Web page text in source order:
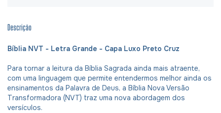
Descrição
Bíblia NVT - Letra Grande - Capa Luxo Preto Cruz
Para tornar a leitura da Bíblia Sagrada ainda mais atraente,
com uma linguagem que permite entendermos melhor ainda os
ensinamentos da Palavra de Deus, a Bíblia Nova Versão
Transformadora (NVT) traz uma nova abordagem dos
versículos.